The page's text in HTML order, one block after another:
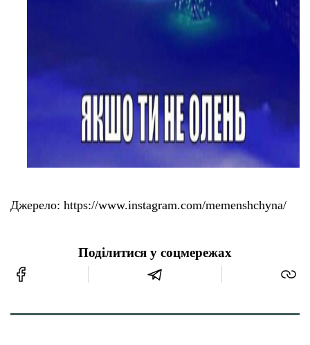
Джерело: https://www.instagram.com/memenshchyna/
Поділитися у соцмережах